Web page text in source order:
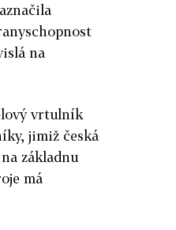
na
vrtulník
jimiž česká
základnu
má